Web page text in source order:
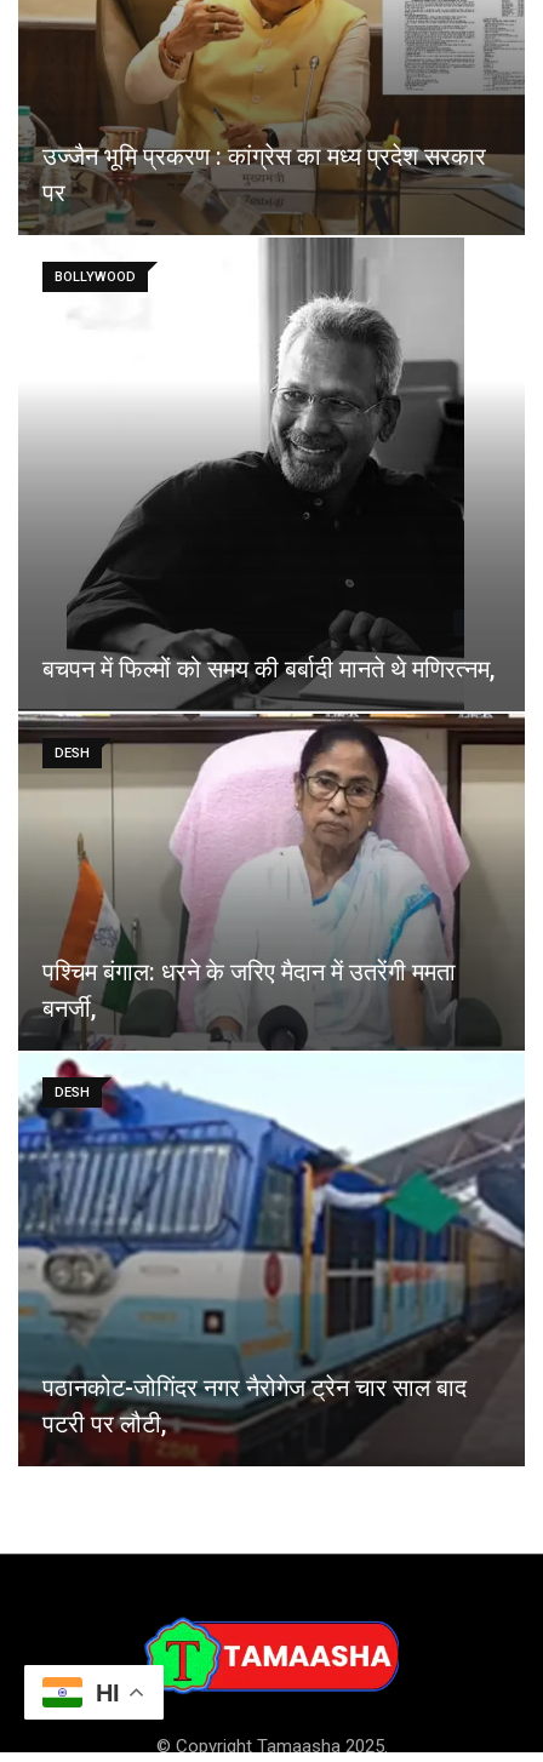
उज्जैन भूमि प्रकरण : कांग्रेस का मध्य प्रदेश सरकार
पर
बचपन में फिल्मों को समय की बर्बादी मानते थे मणिरत्नम,
BOLLYWOOD
पश्चिम बंगाल: धरने के जरिए मैदान में उतरेंगी ममता
बनर्जी,
DESH
पठानकोट-जोगिंदर नगर नैरोगेज ट्रेन चार साल बाद
पटरी पर लौटी,
DESH
© Copyright Tamaasha 2025.
HI